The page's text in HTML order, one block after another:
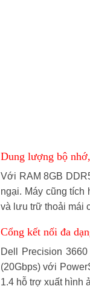
Dung lượng bộ
Với RAM 8GB
ngại. Máy cũng
và lưu trữ thoải mái
Cổng kết nối đa
Dell Precision
(20Gbps) với
1.4 hỗ trợ xuất hình